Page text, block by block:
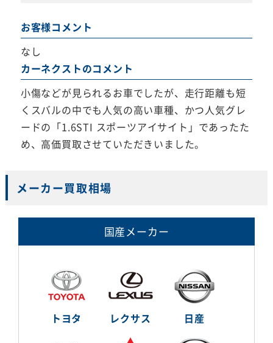
お客様コメント
なし
カーネクストのコメント
小傷などが見られるお車でしたが、走行距離も短
くスバルの中でも人気の高い車種、かつ人気グレ
ードの「1.6STI スポーツアイサイト」であったた
め、高価買取させていただきいました。
メーカー買取相場
国産メーカー
トヨタ レクサス 日産